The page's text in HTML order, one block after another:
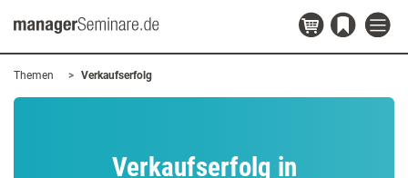
Themen Verkaufserfolg
Verkaufserfolg in